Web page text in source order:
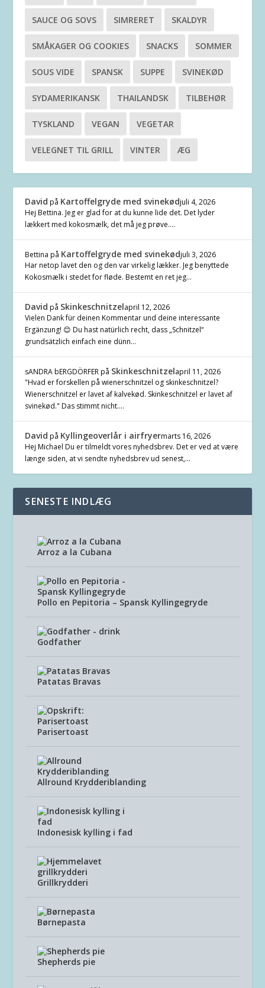
SAUCE OG SOVS SIMRERET SKALDYR
SMÅKAGER OG COOKIES SNACKS SOMMER
SOUS VIDE SPANSK SUPPE SVINEKØD
SYDAMERIKANSK THAILANDSK TILBEHØR
TYSKLAND VEGAN VEGETAR
VELEGNET TIL GRILL VINTER ÆG
David på Kartoffelgryde med svinekødjuli 4, 2026
Hej Bettina. Jeg er glad for at du kunne lide det. Det lyder
lækkert med kokosmælk, det må jeg prøve.…
Bettina på Kartoffelgryde med svinekødjuli 3, 2026
Har netop lavet den og den var virkelig lækker. Jeg benyttede
Kokosmælk i stedet for fløde. Bestemt en ret jeg…
David på Skinkeschnitzelapril 12, 2026
Vielen Dank für deinen Kommentar und deine interessante
Ergänzung! 😊 Du hast natürlich recht, dass „Schnitzel“
grundsätzlich einfach eine dünn…
sANDRA bERGDÖRFERpå Skinkeschnitzelapril 11, 2026
"Hvad er forskellen på wienerschnitzel og skinkeschnitzel?
Wienerschnitzel er lavet af kalvekød. Skinkeschnitzel er lavet af
svinekød." Das stimmt nicht.…
David på Kyllingeoverlår i airfryermarts 16, 2026
Hej Michael Du er tilmeldt vores nyhedsbrev. Det er ved at være
længe siden, at vi sendte nyhedsbrev ud senest,…
SENESTE INDLÆG
Arroz a la Cubana
Pollo en Pepitoria – Spansk Kyllingegryde
Godfather
Patatas Bravas
Parisertoast
Allround Krydderiblanding
Indonesisk kylling i fad
Grillkrydderi
Børnepasta
Shepherds pie